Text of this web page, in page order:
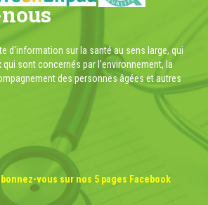
d'information sur la santé au sens large, qui
sont concernés par l'environnement, la
des personnes âgées et autres
vous sur nos 5 pages Facebook